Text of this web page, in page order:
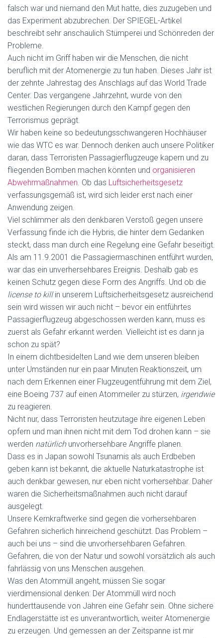
falsch war und niemand den Mut hatte, dies zuzugeben und
das Experiment abzubrechen. Der SPIEGEL-Artikel
beschreibt sehr anschaulich Stümperei und Schönreden der
Probleme.
Auch nicht im Griff haben wir die Menschen, die nicht
beruflich mit der Atomenergie zu tun haben. Dieses Jahr ist
der zehnte Jahrestag des Anschlags auf das World Trade
Center. Das vergangene Jahrzehnt, wurde von den
westlichen Regierungen durch den Kampf gegen den
Terrorismus geprägt.
Wir haben keine so bedeutungsschwangeren Hochhäuser
wie das WTC es war. Dennoch denken auch unsere Politiker
daran, dass Terroristen Passagierflugzeuge kapern und zu
fliegenden Bomben machen könnten und organisieren
Abwehrmaßnahmen. Ob das Luftsicherheitsgesetz
verfassungsgemäß ist, wird sich leider erst nach einer
Anwendung zeigen.
Viel schlimmer als den denkbaren Verstoß gegen unsere
Verfassung finde ich die Hybris, die hinter dem Gedanken
steckt, dass man durch eine Regelung eine Gefahr beseitigt.
Als am 11.9.2001 die Passagiermaschinen entführt wurden,
war das ein unverhersehbares Ereignis. Deshalb gab es
keinen Schutz gegen diese Form des Angriffs. Und ob die
license to killin unserem Luftsicherheitsgesetz ausreichend
sein wird wissen wir auch nicht – bevor ein entführtes
Passagierflugzeug abgeschossen werden kann, muss es
zuerst als Gefahr erkannt werden. Vielleicht ist es dann ja
schon zu spät?
In einem dichtbesidelten Land wie dem unseren bleiben
unter Umständen nur ein paar Minuten Reaktionszeit, um
nach dem Erkennen einer Flugzeugentführung mit dem Ziel,
eine Boeing 737 auf einen Atommeiler zu stürzen, irgendwie
zu reagieren.
Nicht nur, dass Terroristen heutzutage ihre eigenen Leben
opfern und man ihnen nicht mit dem Tod drohen kann – sie
werden natürlichunvorhersehbare Angriffe planen.
Dass es in Japan sowohl Tsunamis als auch Erdbeben
geben kann ist bekannt, die aktuelle Naturkatastrophe ist
auch denkbar gewesen, nur eben nicht vorhersehbar. Daher
waren die Sicherheitsmaßnahmen auch nicht darauf
ausgelegt.
Unsere Kernkraftwerke sind gegen die vorhersehbaren
Gefahren sicherlich hinreichend geschützt. Das Problem –
auch bei uns – sind die unvorhersehbaren Gefahren.
Gefahren, die von der Natur und sowohl vorsätzlich als auch
fahrlässig von uns Menschen ausgehen.
Was den Atommüll angeht, müssen Sie sogar
vierdimensional denken: Der Atommüll wird noch
hunderttausende von Jahren eine Gefahr sein. Ohne sichere
Endlagerstätte ist es unverantwortlich, weiter Atomenergie
zu erzeugen. Und gemessen an der Zeitspanne ist mir